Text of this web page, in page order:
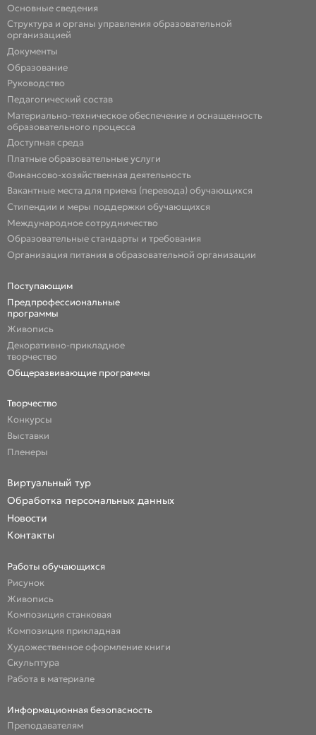
Основные сведения
Структура и органы управления образовательной
организацией
Документы
Образование
Руководство
Педагогический состав
Материально-техническое обеспечение и оснащенность
образовательного процесса
Доступная среда
Платные образовательные услуги
Финансово-хозяйственная деятельность
Вакантные места для приема (перевода) обучающихся
Стипендии и меры поддержки обучающихся
Международное сотрудничество
Образовательные стандарты и требования
Организация питания в образовательной организации
Поступающим
Предпрофессиональные
программы
Живопись
Декоративно-прикладное
творчество
Общеразвивающие программы
Творчество
Конкурсы
Выставки
Пленеры
Виртуальный тур
Обработка персональных данных
Новости
Контакты
Работы обучающихся
Рисунок
Живопись
Композиция станковая
Композиция прикладная
Художественное оформление книги
Скульптура
Работа в материале
Информационная безопасность
Преподавателям